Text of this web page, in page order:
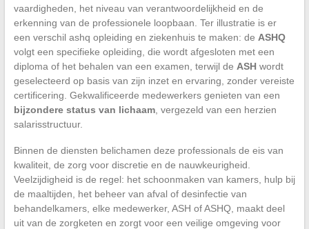
vaardigheden, het niveau van verantwoordelijkheid en de
erkenning van de professionele loopbaan. Ter illustratie is er
een verschil ashq opleiding en ziekenhuis te maken: de ASHQ
volgt een specifieke opleiding, die wordt afgesloten met een
diploma of het behalen van een examen, terwijl de ASHwordt
geselecteerd op basis van zijn inzet en ervaring, zonder vereiste
certificering. Gekwalificeerde medewerkers genieten van een
bijzondere status van lichaam, vergezeld van een herzien
salarisstructuur.
Binnen de diensten belichamen deze professionals de eis van
kwaliteit, de zorg voor discretie en de nauwkeurigheid.
Veelzijdigheid is de regel: het schoonmaken van kamers, hulp bij
de maaltijden, het beheer van afval of desinfectie van
behandelkamers, elke medewerker, ASH of ASHQ, maakt deel
uit van de zorgketen en zorgt voor een veilige omgeving voor